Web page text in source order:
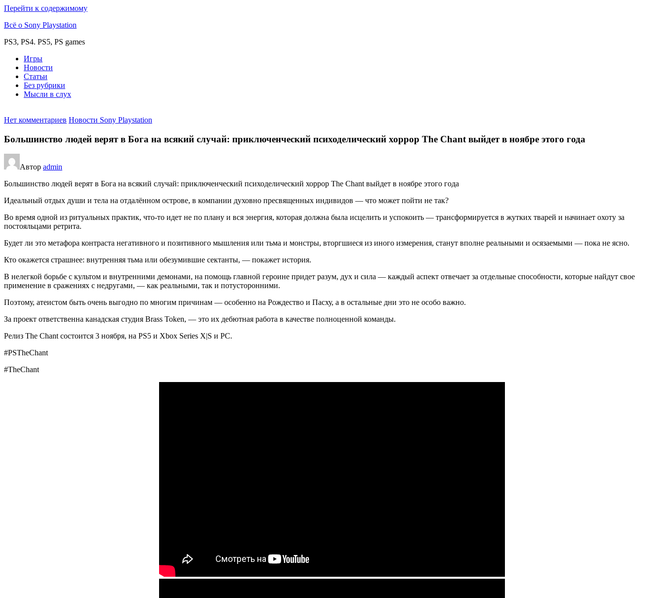
Перейти к содержимому
Всё о Sony Playstation
PS3, PS4. PS5, PS games
Игры
Новости
Статьи
Без рубрики
Мысли в слух
Нет комментариев Новости Sony Playstation
Большинство людей верят в Бога на всякий случай: приключенческий психоделический хоррор The Chant выйдет в ноябре этого года
Автор admin
Большинство людей верят в Бога на всякий случай: приключенческий психоделический хоррор The Chant выйдет в ноябре этого года
Идеальный отдых души и тела на отдалённом острове, в компании духовно пресвященных индивидов — что может пойти не так?
Во время одной из ритуальных практик, что-то идет не по плану и вся энергия, которая должна была исцелить и успокоить — трансформируется в жутких тварей и начинает охоту за
постояльцами ретрита.
Будет ли это метафора контраста негативного и позитивного мышления или тьма и монстры, вторгшиеся из иного измерения, станут вполне реальными и осязаемыми — пока не ясно.
Кто окажется страшнее: внутренняя тьма или обезумившие сектанты, — покажет история.
В нелегкой борьбе с культом и внутренними демонами, на помощь главной героине придет разум, дух и сила — каждый аспект отвечает за отдельные способности, которые найдут свое
применение в сражениях с недругами, — как реальными, так и потусторонними.
Поэтому, атеистом быть очень выгодно по многим причинам — особенно на Рождество и Пасху, а в остальные дни это не особо важно.
За проект ответственна канадская студия Brass Token, — это их дебютная работа в качестве полноценной команды.
Релиз The Chant состоится 3 ноября, на PS5 и Xbox Series X|S и PC.
#PSTheChant
#TheChant